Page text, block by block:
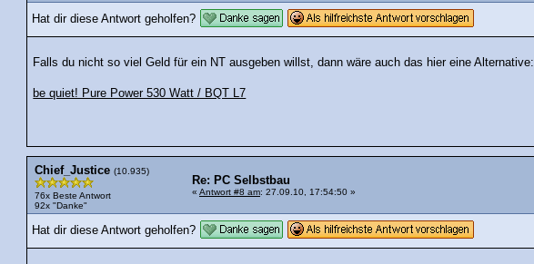
Hat dir diese Antwort geholfen?
Falls du nicht so viel Geld für ein NT ausgeben willst, dann wäre auch das hier eine Alternative:
be quiet! Pure Power 530 Watt / BQT L7
Chief_Justice (10.935)
76x Beste Antwort
92x "Danke"
Re: PC Selbstbau
« Antwort #8 am: 27.09.10, 17:54:50 »
Hat dir diese Antwort geholfen?